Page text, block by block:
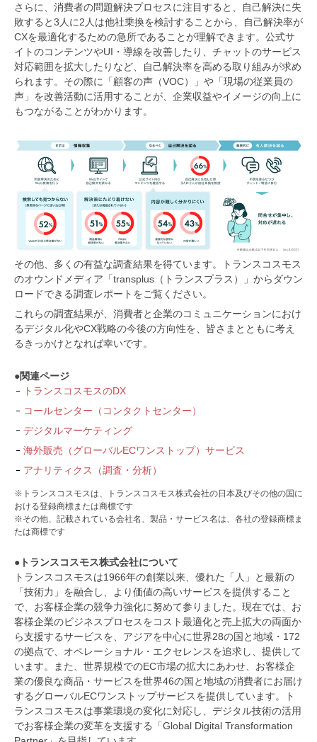
さらに、消費者の問題解決プロセスに注目すると、自己解決に失
敗すると3人に2人は他社乗換を検討することから、自己解決率が
CXを最適化するための急所であることが理解できます。公式サ
イトのコンテンツやUI・導線を改善したり、チャットのサービス
対応範囲を拡大したりなど、自己解決率を高める取り組みが求め
られます。その際に「顧客の声（VOC）」や「現場の従業員の
声」を改善活動に活用することが、企業収益やイメージの向上に
もつながることがわかります。
その他、多くの有益な調査結果を得ています。トランスコスモス
のオウンドメディア「transplus（トランスプラス）」からダウン
ロードできる調査レポートをご覧ください。
これらの調査結果が、消費者と企業のコミュニケーションにおけ
るデジタル化やCX戦略の今後の方向性を、皆さまとともに考え
るきっかけとなれば幸いです。
●関連ページ
トランスコスモスのDX
コールセンター（コンタクトセンター）
デジタルマーケティング
海外販売（グローバルECワンストップ）サービス
アナリティクス（調査・分析）
※トランスコスモスは、トランスコスモス株式会社の日本及びその他の国に
おける登録商標または商標です
※その他、記載されている会社名、製品・サービス名は、各社の登録商標ま
たは商標です
●トランスコスモス株式会社について
トランスコスモスは1966年の創業以来、優れた「人」と最新の
「技術力」を融合し、より価値の高いサービスを提供すること
で、お客様企業の競争力強化に努めて参りました。現在では、お
客様企業のビジネスプロセスをコスト最適化と売上拡大の両面か
ら支援するサービスを、アジアを中心に世界28の国と地域・172
の拠点で、オペレーショナル・エクセレンスを追求し、提供して
います。また、世界規模でのEC市場の拡大にあわせ、お客様企
業の優良な商品・サービスを世界46の国と地域の消費者にお届け
するグローバルECワンストップサービスを提供しています。ト
ランスコスモスは事業環境の変化に対応し、デジタル技術の活用
でお客様企業の変革を支援する「Global Digital Transformation